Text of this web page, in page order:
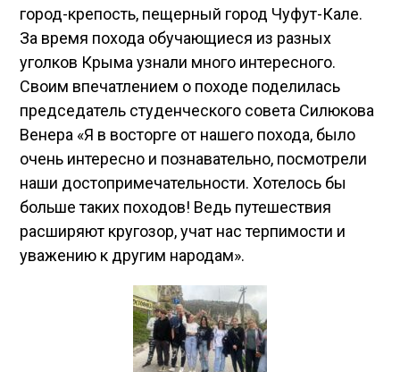
город-крепость, пещерный город Чуфут-Кале.
За время похода обучающиеся из разных
уголков Крыма узнали много интересного.
Своим впечатлением о походе поделилась
председатель студенческого совета Силюкова
Венера «Я в восторге от нашего похода, было
очень интересно и познавательно, посмотрели
наши достопримечательности. Хотелось бы
больше таких походов! Ведь путешествия
расширяют кругозор, учат нас терпимости и
уважению к другим народам».